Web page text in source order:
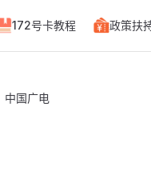
172号卡教程 政策扶
中国广电